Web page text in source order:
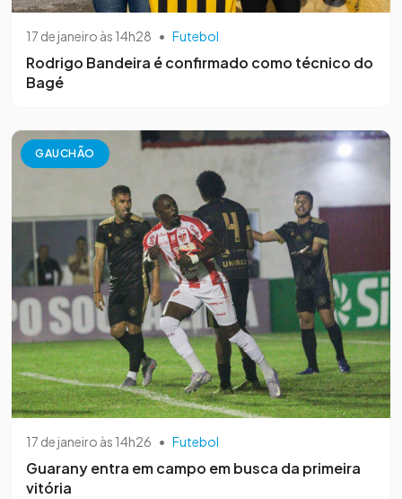
17 de janeiro às 14h28 • Futebol
Rodrigo Bandeira é confirmado como técnico do
Bagé
GAUCHÃO
17 de janeiro às 14h26 • Futebol
Guarany entra em campo em busca da primeira
vitória